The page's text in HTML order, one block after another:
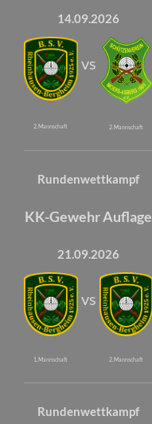
14.09.2026
2. Mannschaft
vs
2. Mannschaft
Rundenwettkampf
KK-Gewehr Auflage
21.09.2026
1. Mannschaft
vs
2. Mannschaft
Rundenwettkampf